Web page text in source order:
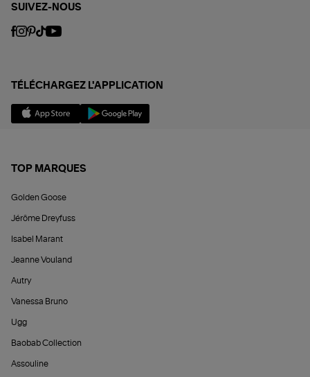
SUIVEZ-NOUS
TÉLÉCHARGEZ L'APPLICATION
TOP MARQUES
Golden Goose
Jérôme Dreyfuss
Isabel Marant
Jeanne Vouland
Autry
Vanessa Bruno
Ugg
Baobab Collection
Assouline